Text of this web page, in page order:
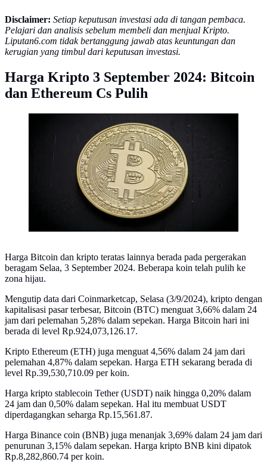
Disclaimer: Setiap keputusan investasi ada di tangan pembaca.
Pelajari dan analisis sebelum membeli dan menjual Kripto.
Liputan6.com tidak bertanggung jawab atas keuntungan dan
kerugian yang timbul dari keputusan investasi.
Harga Kripto 3 September 2024: Bitcoin
dan Ethereum Cs Pulih
Ilustrasi bitcoin (Foto: Unsplash/Thought Catalog)
Harga Bitcoin dan kripto teratas lainnya berada pada pergerakan
beragam Selaa, 3 September 2024. Beberapa koin telah pulih ke
zona hijau.
Mengutip data dari Coinmarketcap, Selasa (3/9/2024), kripto dengan
kapitalisasi pasar terbesar, Bitcoin (BTC) menguat 3,66% dalam 24
jam dari pelemahan 5,28% dalam sepekan. Harga Bitcoin hari ini
berada di level Rp.924,073,126.17.
Kripto Ethereum (ETH) juga menguat 4,56% dalam 24 jam dari
pelemahan 4,87% dalam sepekan. Harga ETH sekarang berada di
level Rp.39,530,710.09 per koin.
Harga kripto stablecoin Tether (USDT) naik hingga 0,20% dalam
24 jam dan 0,50% dalam sepekan. Hal itu membuat USDT
diperdagangkan seharga Rp.15,561.87.
Harga Binance coin (BNB) juga menanjak 3,69% dalam 24 jam dari
penurunan 3,15% dalam sepekan. Harga kripto BNB kini dipatok
Rp.8,282,860.74 per koin.